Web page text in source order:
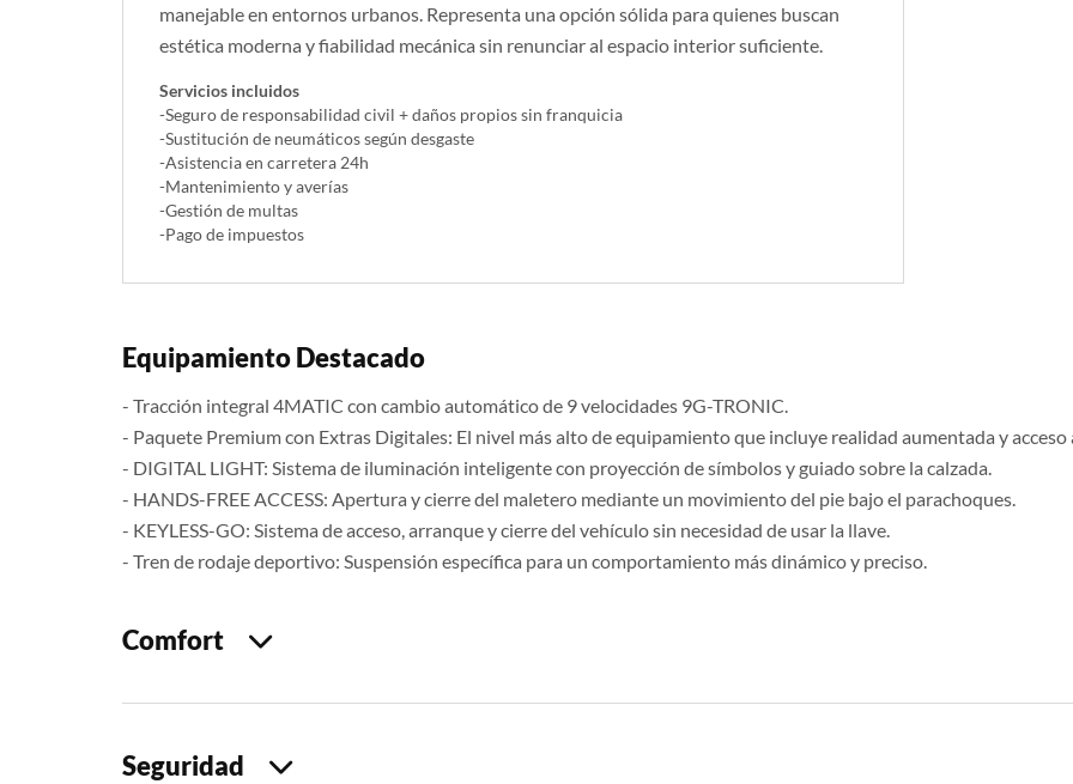
manejable en entornos urbanos. Representa una opción sólida para quienes buscan
estética moderna y fiabilidad mecánica sin renunciar al espacio interior suficiente.
Servicios incluidos
-Seguro de responsabilidad civil + daños propios sin franquicia
-Sustitución de neumáticos según desgaste
-Asistencia en carretera 24h
-Mantenimiento y averías
-Gestión de multas
-Pago de impuestos
Equipamiento Destacado
- Tracción integral 4MATIC con cambio automático de 9 velocidades 9G-TRONIC.
- Paquete Premium con Extras Digitales: El nivel más alto de equipamiento que incluye realidad aumentada y acceso
- DIGITAL LIGHT: Sistema de iluminación inteligente con proyección de símbolos y guiado sobre la calzada.
- HANDS-FREE ACCESS: Apertura y cierre del maletero mediante un movimiento del pie bajo el parachoques.
- KEYLESS-GO: Sistema de acceso, arranque y cierre del vehículo sin necesidad de usar la llave.
- Tren de rodaje deportivo: Suspensión específica para un comportamiento más dinámico y preciso.
Comfort
Seguridad